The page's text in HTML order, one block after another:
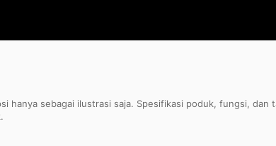
hanya sebagai ilustrasi saja. Spesifikasi poduk, fungsi,